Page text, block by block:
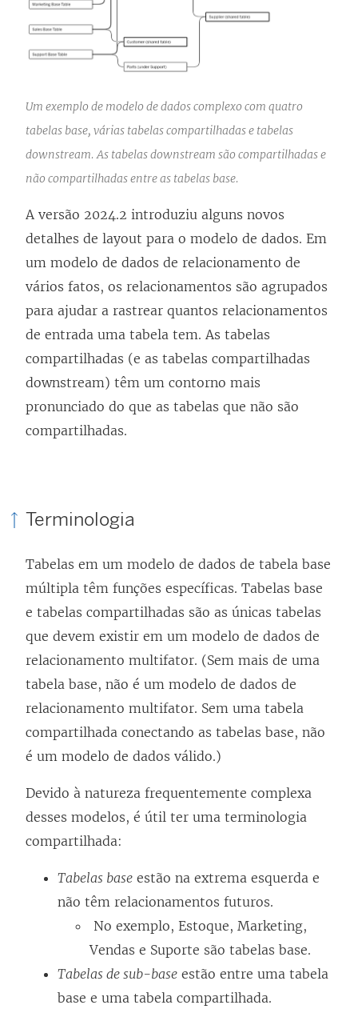
Um exemplo de modelo de dados complexo com quatro
tabelas base, várias tabelas compartilhadas e tabelas
downstream. As tabelas downstream são compartilhadas e
não compartilhadas entre as tabelas base.
A versão 2024.2 introduziu alguns novos
detalhes de layout para o modelo de dados. Em
um modelo de dados de relacionamento de
vários fatos, os relacionamentos são agrupados
para ajudar a rastrear quantos relacionamentos
de entrada uma tabela tem. As tabelas
compartilhadas (e as tabelas compartilhadas
downstream) têm um contorno mais
pronunciado do que as tabelas que não são
compartilhadas.
Terminologia
Tabelas em um modelo de dados de tabela base
múltipla têm funções específicas. Tabelas base
e tabelas compartilhadas são as únicas tabelas
que devem existir em um modelo de dados de
relacionamento multifator. (Sem mais de uma
tabela base, não é um modelo de dados de
relacionamento multifator. Sem uma tabela
compartilhada conectando as tabelas base, não
é um modelo de dados válido.)
Devido à natureza frequentemente complexa
desses modelos, é útil ter uma terminologia
compartilhada:
Tabelas base estão na extrema esquerda e
não têm relacionamentos futuros.
No exemplo, Estoque, Marketing,
Vendas e Suporte são tabelas base.
Tabelas de sub-base estão entre uma tabela
base e uma tabela compartilhada.